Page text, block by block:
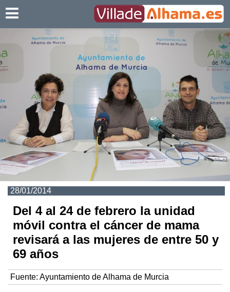
28/01/2014
Del 4 al 24 de febrero la unidad
móvil contra el cáncer de mama
revisará a las mujeres de entre 50 y
69 años
Fuente: Ayuntamiento de Alhama de Murcia